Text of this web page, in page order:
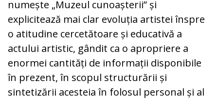
numește „Muzeul cunoașterii” și
explicitează mai clar evoluția artistei înspre
o atitudine cercetătoare și educativă a
actului artistic, gândit ca o apropriere a
enormei cantități de informații disponibile
în prezent, în scopul structurării și
sintetizării acesteia în folosul personal și al